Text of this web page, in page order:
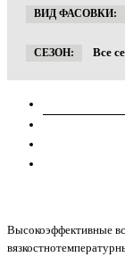
ВИД ФАСОВКИ:
СЕЗОН: Все
Высокоэффективные